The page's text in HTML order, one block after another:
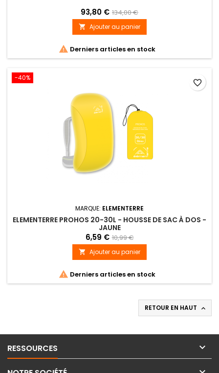
93,80 € 134,00 €
 Ajouter au panier
 Derniers articles en stock
-40%
MARQUE: ELEMENTERRE
ELEMENTERRE PROHOS 20-30L - HOUSSE DE SAC À DOS -
JAUNE
6,59 € 10,99 €
 Ajouter au panier
 Derniers articles en stock
favorite_border
RETOUR EN HAUT 
RESSOURCES 